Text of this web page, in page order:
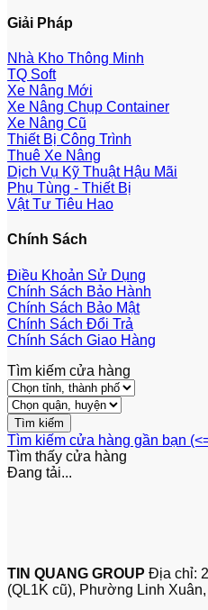
Giải Pháp
Nhà Kho Thông Minh
TQ Soft
Xe Nâng Mới
Xe Nâng Chụp Container
Xe Nâng Cũ
Thiết Bị Công Trình
Thuê Xe Nâng
Dịch Vụ Kỹ Thuật Hậu Mãi
Phụ Tùng - Thiết Bị
Vật Tư Tiêu Hao
Chính Sách
Điều Khoản Sử Dụng
Chính Sách Bảo Hành
Chính Sách Bảo Mật
Chính Sách Đổi Trả
Chính Sách Giao Hàng
Tìm kiếm cửa hàng
Tìm kiếm cửa hàng gần bạn
Tìm thấy cửa hàng
Đang tải...
TIN QUANG GROUP Địa chỉ:
(QL1K cũ), Phường Linh Xuân,